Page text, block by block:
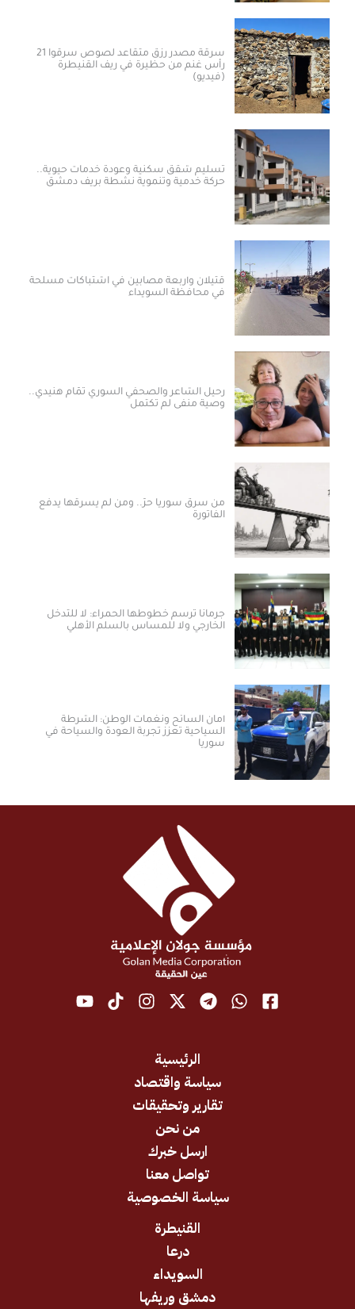
سرقة مصدر رزق متقاعد لصوص سرقوا 21
رأس غنم من حظيرة في ريف القنيطرة
(فيديو)
تسليم شقق سكنية وعودة خدمات حيوية..
حركة خدمية وتنموية نشطة بريف دمشق
قتيلان وأربعة مصابين في اشتباكات مسلحة
في محافظة السويداء
رحيل الشاعر والصحفي السوري تمّام هنيدي..
وصية منفى لم تكتمل
من سرق سوريا حرّ.. ومن لم يسرقها يدفع
الفاتورة
جرمانا ترسم خطوطها الحمراء: لا للتدخل
الخارجي ولا للمساس بالسلم الأهلي
أمان السائح ونغمات الوطن: الشرطة
السياحية تعزز تجربة العودة والسياحة في
سوريا
سياسة واقتصاد
تقارير وتحقيقات
ارسل خبرك
تواصل معنا
سياسة الخصوصية
دمشق وريفها